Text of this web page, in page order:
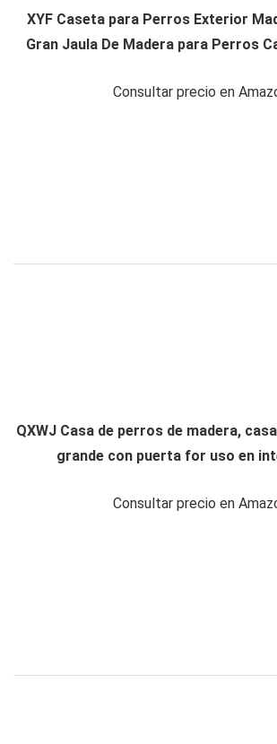
XYF Caseta para Perros Exterior
Gran Jaula De Madera para Perros
Consultar precio en
QXWJ Casa de perros de madera,
grande con puerta for uso en
Consultar precio en